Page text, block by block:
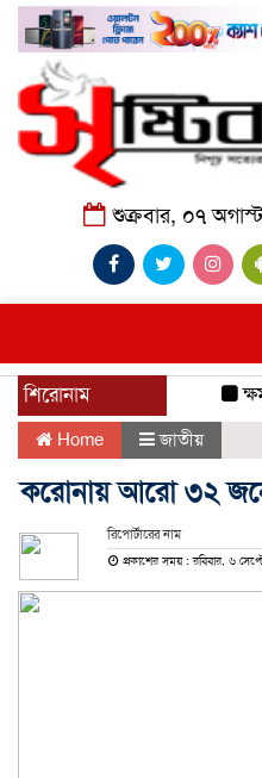
শুক্রবার, ০৭
শিরোনাম
Home জাতীয়
করোনায় আরো ৩২
রিপোর্টারের নাম
প্রকাশের সময় : রবিবার, ৬